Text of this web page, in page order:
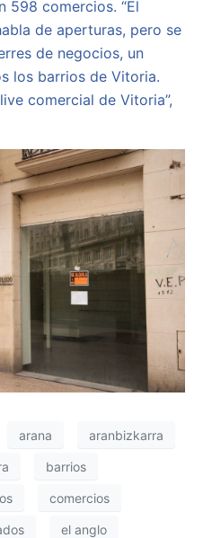
598 comercios. “El
de aperturas, pero se
de negocios, un
los barrios de Vitoria.
comercial de Vitoria”,
arana aranbizkarra
barrios
comercios
el anglo